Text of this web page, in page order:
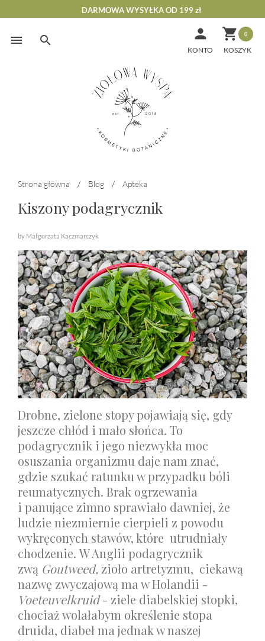
Skip
DARMOWA WYSYŁKA OD 199 zł
 0

KONTO
Strona główna / Blog / Apteka
Kiszony podagrycznik
by Małgorzata Kaczmarczyk
Drobne, zielone stopy pojawiają się, gdy
jeszcze chłód i mało słońca. To
podagrycznik i jego niezwykła moc
osuszania organizmu daje nam znać,
gdzie szukać ratunku w przypadku bóli
reumatycznych. Brak ogrzewania
i panujące zimno sprawiało dawniej, że
ludzie niezmiernie cierpieli z powodu
wykręconych stawów, które utrudniały
chodzenie. W Anglii podagrycznik
zwą Goutweed, zioło artretyzmu, ciekawą
nazwę zwyczajową ma w Holandii -
Voeteuvelkruid- ziele diabelskiej stopki,
chociaż wolałabym określenie stopa
druida, diabeł ma jednak w naszej